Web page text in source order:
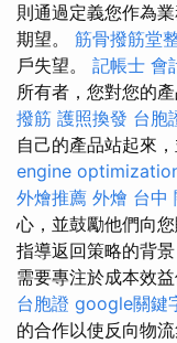
則通過定義您作為
期望。 筋骨撥筋堂
戶失望。 記帳士 會
所有者，您對您的
撥筋 護照換發 台胞
自己的產品站起來
engine
外燴推薦 外燴 台中
心，並鼓勵他們向您
指導返回策略的背
需要專注於成本效
台胞證 google關鍵
的合作以使反向物